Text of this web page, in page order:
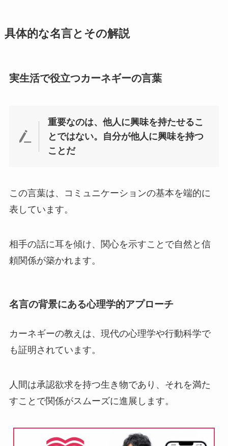
具体的な名言とその解説
実生活で役立つカーネギーの言葉
重要なのは、他人に興味を持たせるこ
とではない。自分が他人に興味を持つ
ことだ
この言葉は、コミュニケーションの基本を端的に
表しています。
相手の話に耳を傾け、関心を示すことで自然と信
頼関係が築かれます。
名言の背景にある心理学的アプローチ
カーネギーの教えは、現代の心理学や行動科学で
も証明されています。
人間は承認欲求を持つ生き物であり、それを満た
すことで関係がスムーズに進展します。